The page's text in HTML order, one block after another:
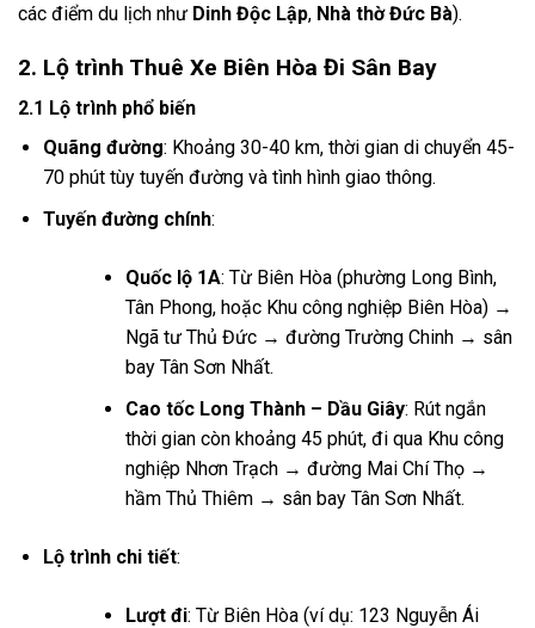
các điểm du lịch như Dinh Độc Lập, Nhà thờ Đức Bà).
2. Lộ trình Thuê Xe Biên Hòa Đi Sân Bay
2.1 Lộ trình phổ biến
Quãng đường: Khoảng 30-40 km, thời gian di chuyển 45-
70 phút tùy tuyến đường và tình hình giao thông.
Tuyến đường chính:
Quốc lộ 1A: Từ Biên Hòa (phường Long Bình,
Tân Phong, hoặc Khu công nghiệp Biên Hòa) →
Ngã tư Thủ Đức → đường Trường Chinh → sân
bay Tân Sơn Nhất.
Cao tốc Long Thành – Dầu Giây: Rút ngắn
thời gian còn khoảng 45 phút, đi qua Khu công
nghiệp Nhơn Trạch → đường Mai Chí Thọ →
hầm Thủ Thiêm → sân bay Tân Sơn Nhất.
Lộ trình chi tiết:
Lượt đi: Từ Biên Hòa (ví dụ: 123 Nguyễn Ái